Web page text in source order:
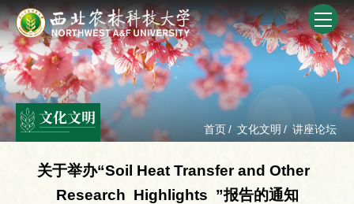
文化文明
首页 / 文化文明 / 讲座论坛
关于举办“Soil Heat Transfer and Other
Research Highlights ”报告的通知